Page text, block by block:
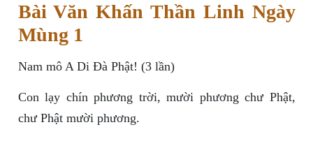
Bài Văn Khấn Thần Linh Ngày
Mùng 1
Nam mô A Di Đà Phật! (3 lần)
Con lạy chín phương trời, mười phương chư Phật,
chư Phật mười phương.